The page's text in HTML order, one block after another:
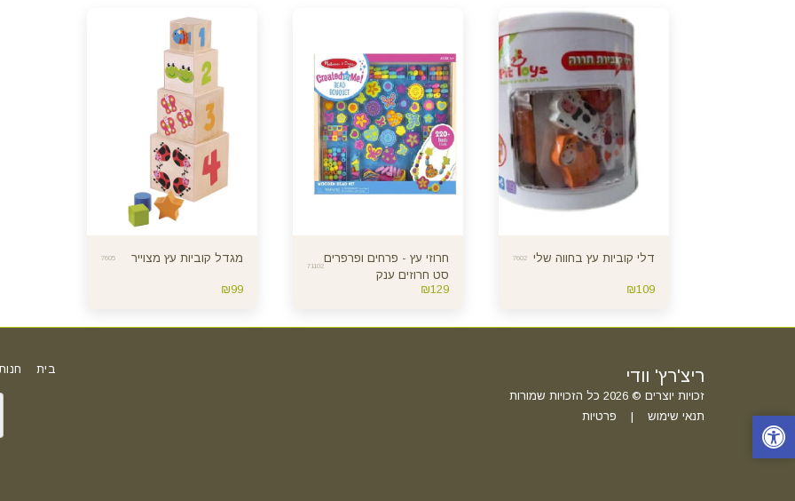
דלי קוביות עץ בחווה שלי 7602
₪109
חרוזי עץ - פרחים ופרפרים
סט חרוזים ענק
71102
₪129
מגדל קוביות עץ מצוייר 7605
₪99
ריצ'רץ' וודי
זכויות יוצרים © 2026 כל הזכויות שמורות
תנאי שימוש | פרטיות
בית